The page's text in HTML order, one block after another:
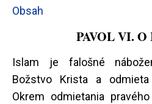
Obsah
PAVOL VI.
Islam je falošné
Božstvo Krista a
Okrem odmietania